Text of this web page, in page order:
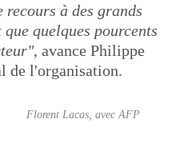
à des grands
quelques pourcents
, avance Philippe
de l'organisation.
Florent Lacas, avec AFP